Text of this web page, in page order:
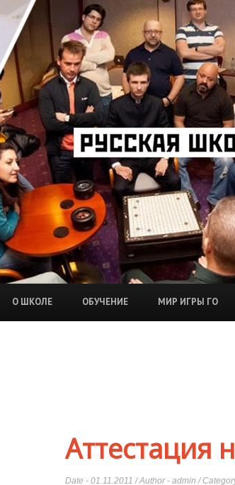
О ШКОЛЕ ОБУЧЕНИЕ МИР ИГРЫ ГО
Аттестация
Date - 01.11.2011 / Author - admin /